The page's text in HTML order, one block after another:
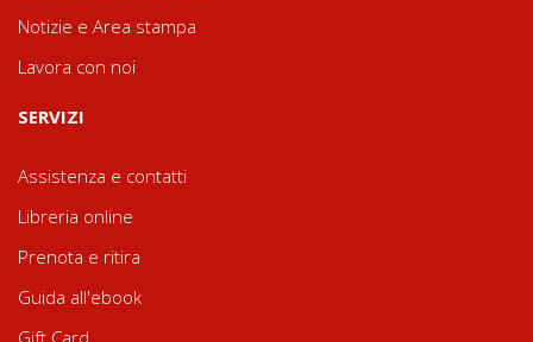
Notizie e Area stampa
Lavora con noi
SERVIZI
Assistenza e contatti
Libreria online
Prenota e ritira
Guida all'ebook